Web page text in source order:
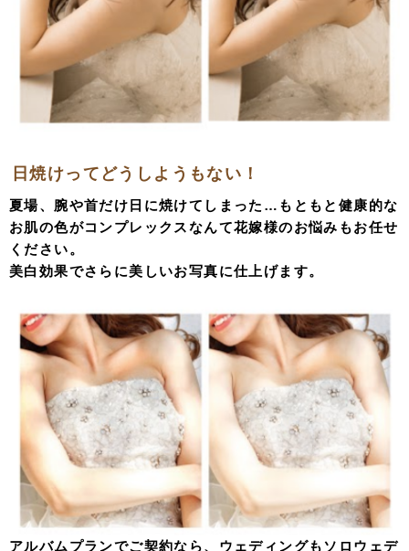
日焼けってどうしようもない！
夏場、腕や首だけ日に焼けてしまった…もともと健康的な
お肌の色がコンプレックスなんて花嫁様のお悩みもお任せ
ください。
美白効果でさらに美しいお写真に仕上げます。
アルバムプランでご契約なら、ウェディングもソロウェデ